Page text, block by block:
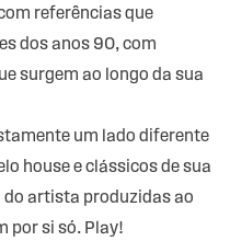
referências que
dos anos 90, com
surgem ao longo da sua
um lado diferente
house e clássicos de sua
do artista produzidas ao
por si só. Play!